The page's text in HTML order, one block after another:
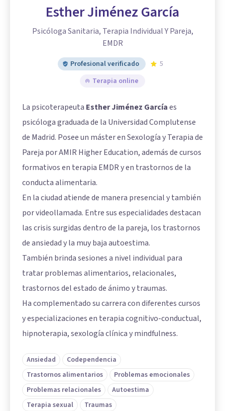
Esther Jiménez García
Psicóloga Sanitaria, Terapia Individual Y Pareja,
EMDR
Profesional verificado
5
Terapia online
La psicoterapeuta Esther Jiménez Garcíaes
psicóloga graduada de la Universidad Complutense
de Madrid. Posee un máster en Sexología y Terapia de
Pareja por AMIR Higher Education, además de cursos
formativos en terapia EMDR y en trastornos de la
conducta alimentaria.
En la ciudad atiende de manera presencial y también
por videollamada. Entre sus especialidades destacan
las crisis surgidas dentro de la pareja, los trastornos
de ansiedad y la muy baja autoestima.
También brinda sesiones a nivel individual para
tratar problemas alimentarios, relacionales,
trastornos del estado de ánimo y traumas.
Ha complementado su carrera con diferentes cursos
y especializaciones en terapia cognitivo-conductual,
hipnoterapia, sexología clínica y mindfulness.
Ansiedad
Codependencia
Trastornos alimentarios
Problemas emocionales
Problemas relacionales
Autoestima
Terapia sexual
Traumas